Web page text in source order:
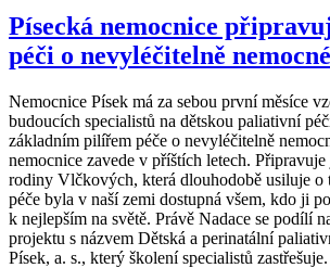
Písecká nemocnice
péči o nevyléčitelně
Nemocnice Písek má za sebou první měsíce
budoucích specialistů na dětskou paliativní
základním pilířem péče o nevyléčitelně
nemocnice zavede v příštích letech.
rodiny Vlčkových, která dlouhodobě usiluje o
péče byla v naší zemi dostupná všem, kdo ji
k nejlepším na světě. Právě Nadace se podílí
projektu s názvem Dětská a perinatální
Písek, a. s., který školení specialistů zastřešuje.